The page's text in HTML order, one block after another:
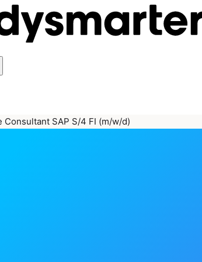
Consultant SAP S/4 FI (m/w/d)